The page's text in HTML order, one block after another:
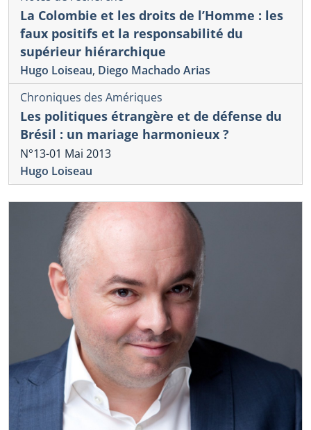
La Colombie et les droits de l’Homme : les
faux positifs et la responsabilité du
supérieur hiérarchique
Hugo Loiseau, Diego Machado Arias
Chroniques des Amériques
Les politiques étrangère et de défense du
Brésil : un mariage harmonieux ?
N°13-01 Mai 2013
Hugo Loiseau